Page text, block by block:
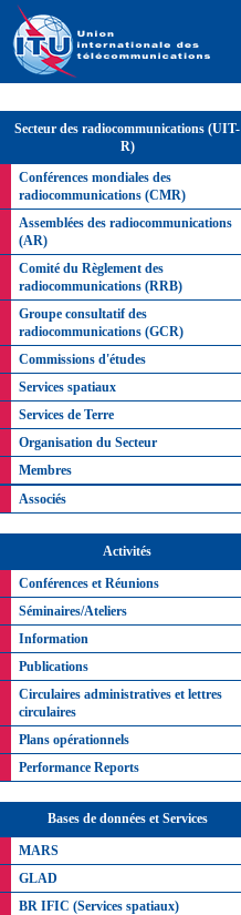
Secteur des radiocommunications (UIT-
R)
Conférences mondiales des
radiocommunications (CMR)
Assemblées des radiocommunications
(AR)
Comité du Règlement des
radiocommunications (RRB)
Groupe consultatif des
radiocommunications (GCR)
Commissions d'études
Services spatiaux
Services de Terre
Organisation du Secteur
Membres
Associés
Activités
Conférences et Réunions
Séminaires/Ateliers
Information
Publications
Circulaires administratives et lettres
circulaires
Plans opérationnels
Performance Reports
Bases de données et Services
MARS
GLAD
BR IFIC (Services spatiaux)